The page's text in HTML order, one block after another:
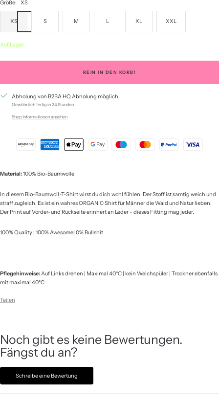
Größe: XS
XS S M L XL XXL
Auf Lager
REIN IN DEN KORB!
Abholung von B2BA HQ Abholung möglich
Gewöhnlich fertig in 24 Stunden
Shop Informationen ansehen
Material:100% Bio-Baumwolle
In diesem Bio-Baumwoll-T-Shirt wirst du dich wohl fühlen. Der Stoff ist samtig weich und
straff zugleich. Es ist ein wahres ORGANIC Shirt für Männer die Wald und Natur lieben.
Der Print auf Vorder-und Rückseite erinnert an Leder - dieses Fitting mag jeder.
100% Quality | 100% Awesome| 0% Bullshit
Pflegehinweise: Auf Links drehen | Maximal 40°C | kein Weichspüler | Trockner ebenfalls
mit maximal 40°C
Teilen
Noch gibt es keine Bewertungen.
Fängst du an?
Schreibe eine Bewertung